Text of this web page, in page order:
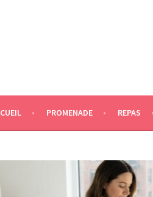
PROMENADE REPAS